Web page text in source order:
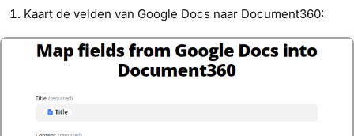
Kaart de velden van Google Docs naar Document360: